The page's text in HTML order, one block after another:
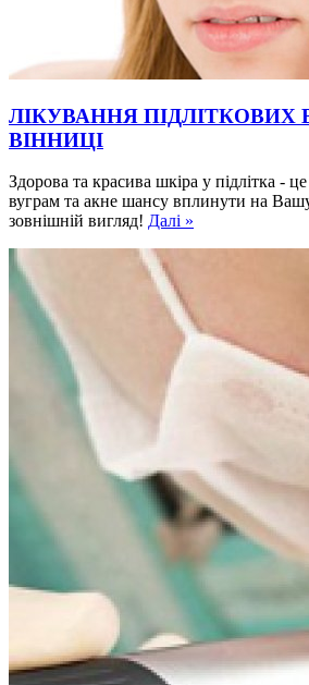
ЛІКУВАННЯ ПІДЛІТКОВИХ
ВІННИЦІ
Здорова та красива шкіра у підлітка -
вуграм та акне шансу вплинути на
зовнішній вигляд! Далі »